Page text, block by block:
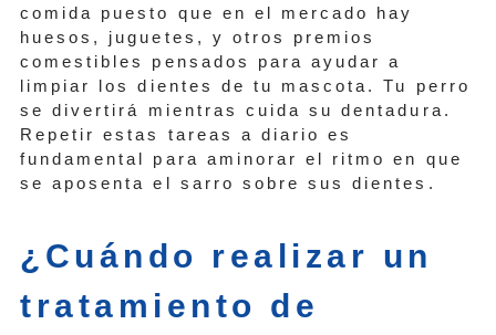
comida puesto que en el mercado hay
huesos, juguetes, y otros premios
comestibles pensados para ayudar a
limpiar los dientes de tu mascota. Tu perro
se divertirá mientras cuida su dentadura.
Repetir estas tareas a diario es
fundamental para aminorar el ritmo en que
se aposenta el sarro sobre sus dientes.
¿Cuándo realizar un
tratamiento de